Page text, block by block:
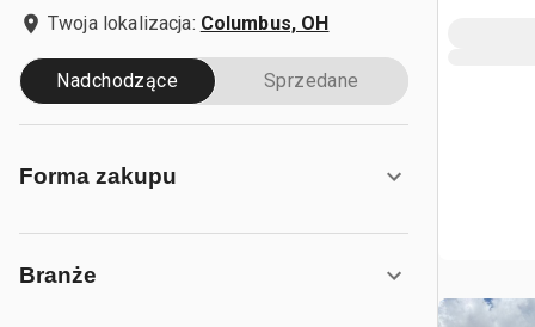
Twoja lokalizacja: Columbus, OH
Nadchodzące Sprzedane
Forma zakupu
Branże